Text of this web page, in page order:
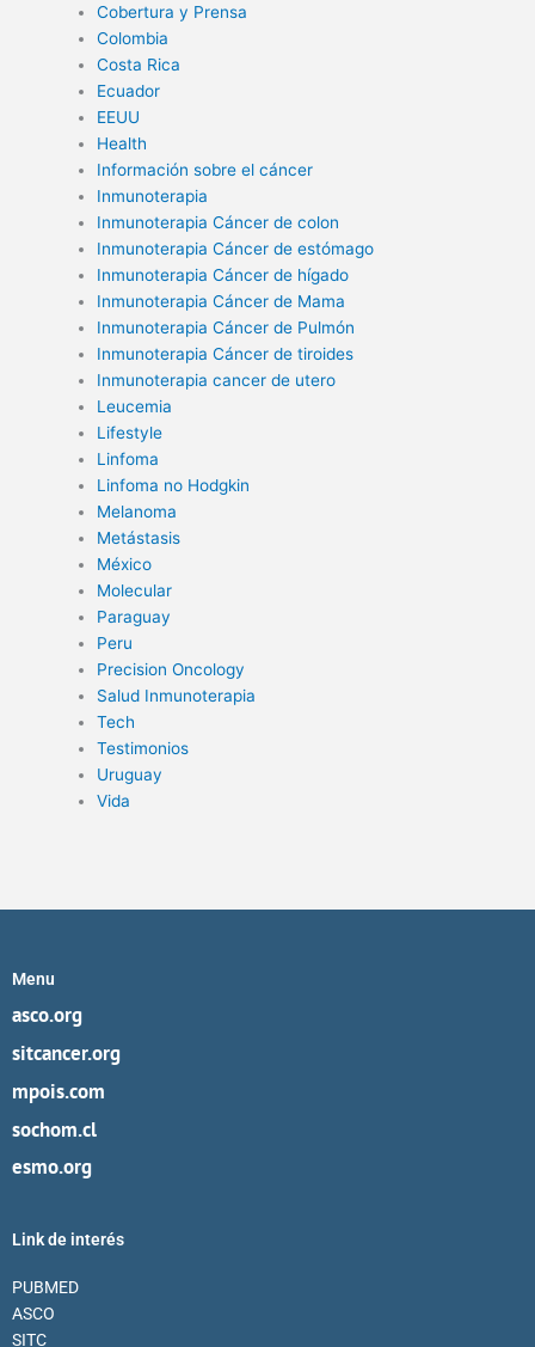
Cobertura y Prensa
Colombia
Costa Rica
Ecuador
EEUU
Health
Información sobre el cáncer
Inmunoterapia
Inmunoterapia Cáncer de colon
Inmunoterapia Cáncer de estómago
Inmunoterapia Cáncer de hígado
Inmunoterapia Cáncer de Mama
Inmunoterapia Cáncer de Pulmón
Inmunoterapia Cáncer de tiroides
Inmunoterapia cancer de utero
Leucemia
Lifestyle
Linfoma
Linfoma no Hodgkin
Melanoma
Metástasis
México
Molecular
Paraguay
Peru
Precision Oncology
Salud Inmunoterapia
Tech
Testimonios
Uruguay
Vida
Menu
asco.org
sitcancer.org
mpois.com
sochom.cl
esmo.org
Link de interés
PUBMED
ASCO
SITC